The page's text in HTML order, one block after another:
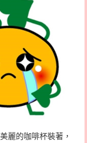
麗的咖啡杯裝著，